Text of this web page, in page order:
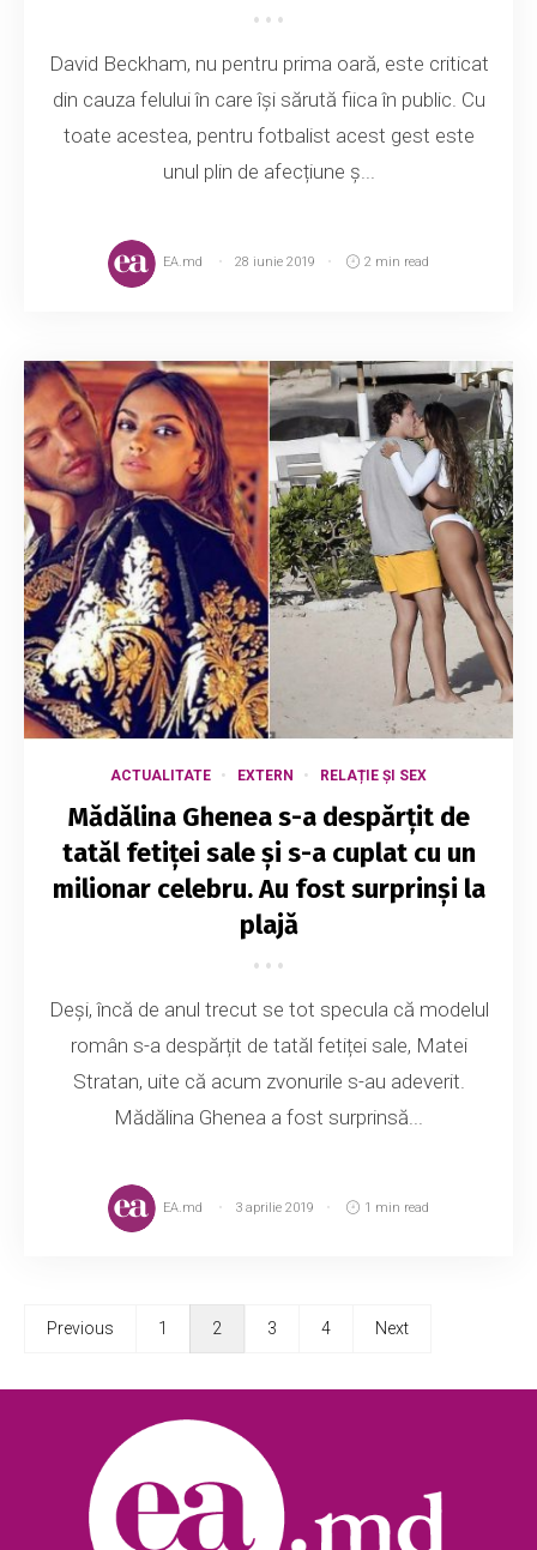
David Beckham, nu pentru prima oară, este criticat
din cauza felului în care își sărută fiica în public. Cu
toate acestea, pentru fotbalist acest gest este
unul plin de afecțiune ș...
EA.md 28 iunie 2019 2 min read
ACTUALITATE EXTERN RELAȚIE ȘI SEX
Mădălina Ghenea s-a despărțit de
tatăl fetiței sale și s-a cuplat cu un
milionar celebru. Au fost surprinși la
plajă
Deși, încă de anul trecut se tot specula că modelul
român s-a despărțit de tatăl fetiței sale, Matei
Stratan, uite că acum zvonurile s-au adeverit.
Mădălina Ghenea a fost surprinsă...
EA.md 3 aprilie 2019 1 min read
Previous 1 2 3 4 Next